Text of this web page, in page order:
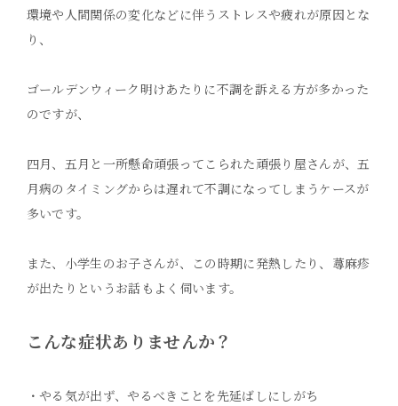
環境や人間関係の変化などに伴うストレスや疲れが原因とな
り、
ゴールデンウィーク明けあたりに不調を訴える方が多かった
のですが、
四月、五月と一所懸命頑張ってこられた頑張り屋さんが、五
月病のタイミングからは遅れて不調になってしまうケースが
多いです。
また、小学生のお子さんが、この時期に発熱したり、蕁麻疹
が出たりというお話もよく伺います。
こんな症状ありませんか？
・やる気が出ず、やるべきことを先延ばしにしがち